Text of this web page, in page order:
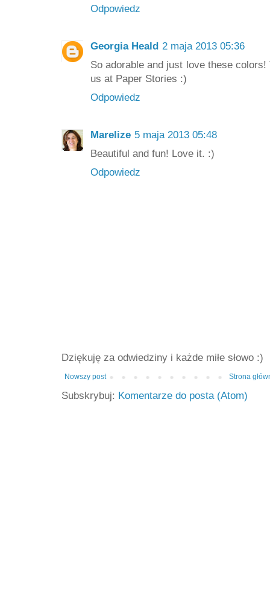
Odpowiedz
Georgia Heald 2 maja 2013 05:36
So adorable and just love these
us at Paper Stories :)
Odpowiedz
Marelize 5 maja 2013 05:48
Beautiful and fun! Love it. :)
Odpowiedz
Dziękuję za odwiedziny i każde miłe słowo :)
Nowszy post Strona
Subskrybuj: Komentarze do posta (Atom)